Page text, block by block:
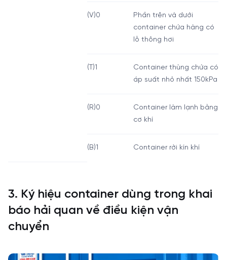
(V)0
Phần trên và dưới
container chứa hàng có
lỗ thông hơi
(T)1
Container thùng chứa có
áp suất nhỏ nhất 150kPa
(R)0
Container làm lạnh bằng
cơ khí
(B)1 Container rời kín khí
3. Ký hiệu container dùng trong khai
báo hải quan về điều kiện vận
chuyển